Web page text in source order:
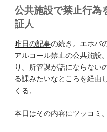
公共施設で禁止行為
証人
昨日の記事の続き。エホバ
アルコール禁止の公共施設
り。所管課が話にならない
る課みたいなところを経由
くる。
本日はその内容にツッコミ。